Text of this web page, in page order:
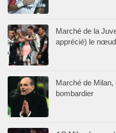
Marché de la
apprécié) le
Marché de
bombardier